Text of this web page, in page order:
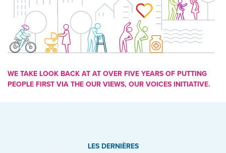
WE TAKE LOOK BACK AT AT OVER FIVE YEARS OF PUTTING
PEOPLE FIRST VIA THE OUR VIEWS, OUR VOICES INITIATIVE.
LES DERNIÈRES